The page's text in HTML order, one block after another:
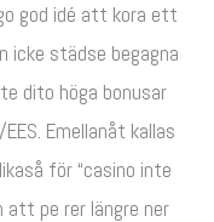
god idé att kora ett
icke städse begagna
dito höga bonusar
Emellanåt kallas
för “casino inte
att pe rer längre ner